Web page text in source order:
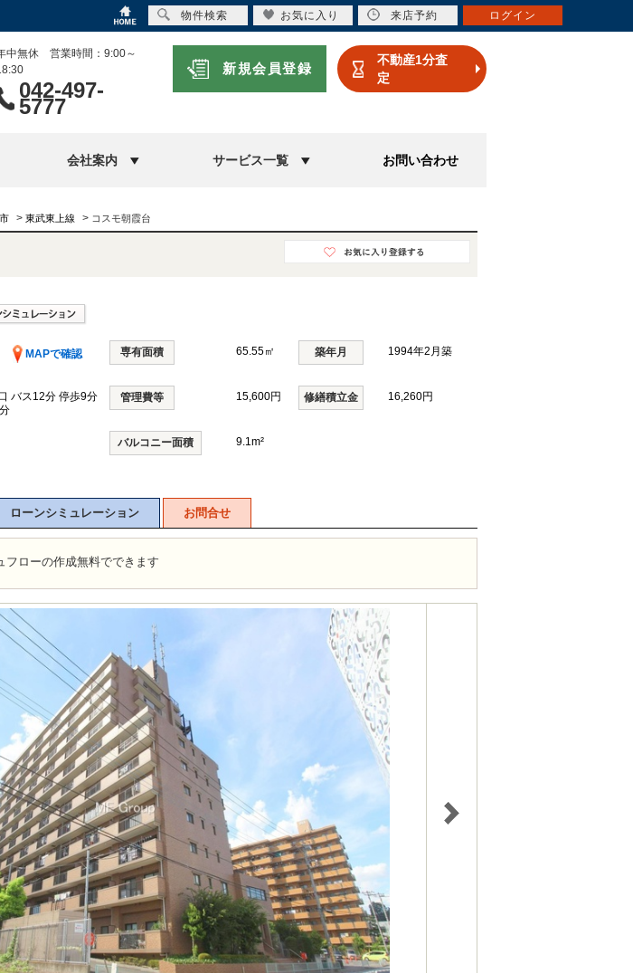
中無休 営業時間：9:00～
042-497-
5777
新規会員登録
不動産1分査
定
会社案内 サービス一覧 お問い合わせ
> 東武東上線 > コスモ朝霞台
MAPで確認
専有面積 65.55㎡ 築年月 1994年2月築
バス12分 停歩9分
管理費等 15,600円 修繕積立金 16,260円
バルコニー面積 9.1m²
ローンシミュレーション お問合せ
フローの作成無料でできます
物件検索 お気に入り 来店予約 ログイン